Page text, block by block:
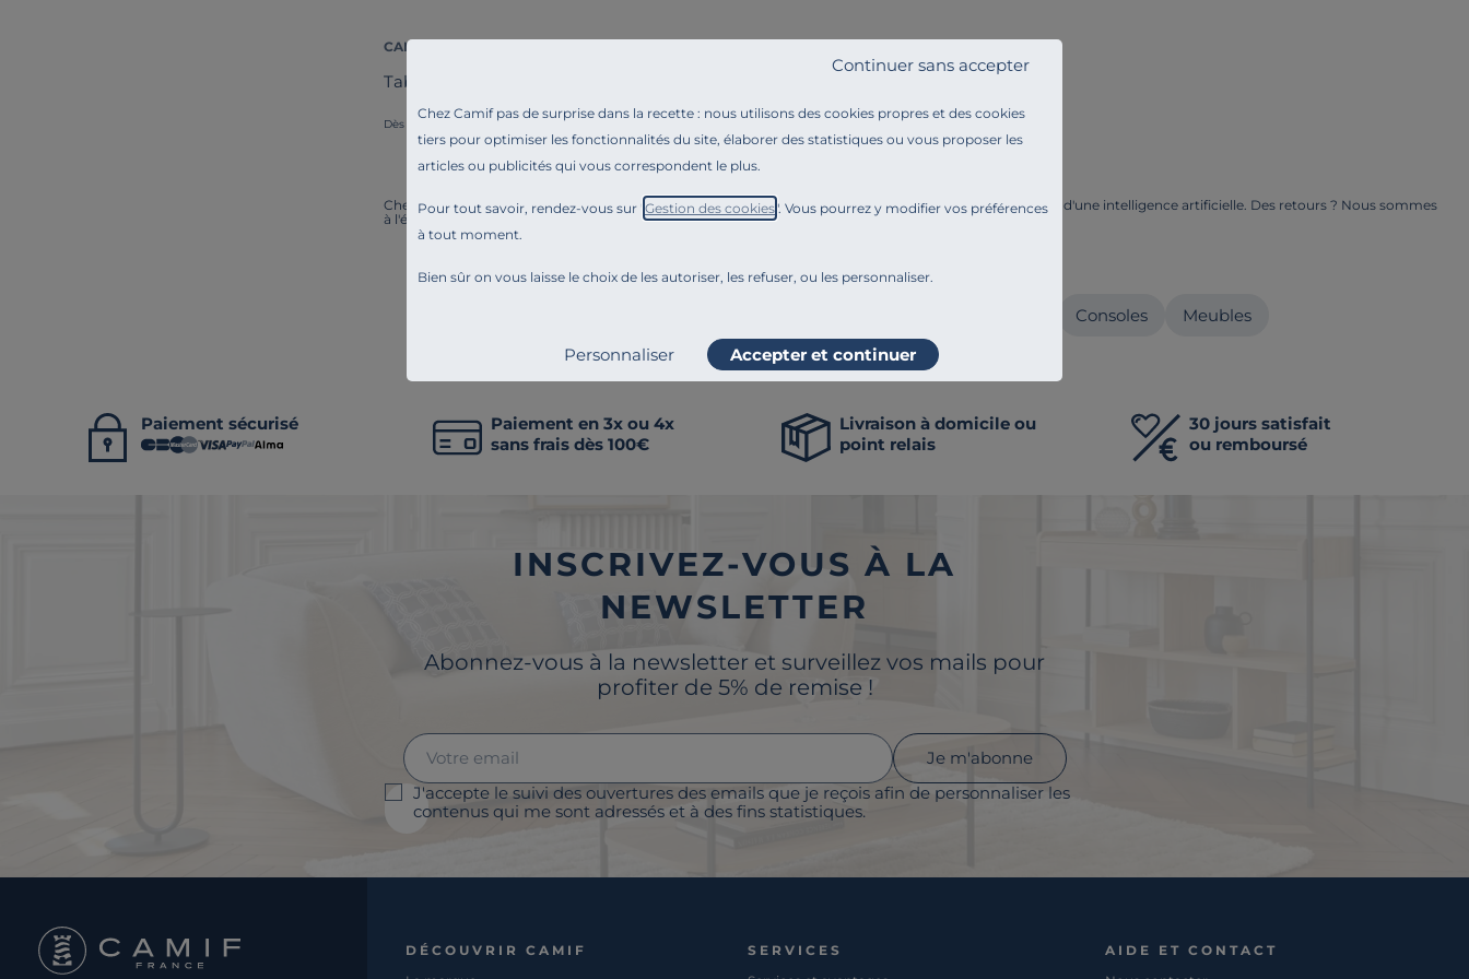
Chez Camif pas de surprise dans la recette : nous utilisons des cookies propres et des cookies
tiers pour optimiser les fonctionnalités du site, élaborer des statistiques ou vous proposer les
articles ou publicités qui vous correspondent le plus.
Pour tout savoir, rendez-vous sur " Gestion des cookies". Vous pourrez y modifier vos préférences
à tout moment.
Bien sûr on vous laisse le choix de les autoriser, les refuser, ou les personnaliser.
Continuer sans accepter
Personnaliser Accepter et continuer
CAMIF SIGNATURE
Table ronde à volets Ø 115 Léonnie, chêne
Dès 1 099,00 €
Chez Camif, on innove en permanence. Notre équipe éditoriale a par exemple généré cette page à l'aide d'une intelligence artificielle. Des retours ? Nous sommes
à l'écoute. Tout comme la transparence, l'amélioration continue fait partie de nos engagements.
Craquez aussi pour
Consoles Meubles
Paiement sécurisé
Paiement en 3x ou 4x
sans frais dès 100€
Livraison à domicile ou
point relais
30 jours satisfait
ou remboursé
INSCRIVEZ-VOUS À LA
NEWSLETTER
Abonnez-vous à la newsletter et surveillez vos mails pour
profiter de 5% de remise !
J'accepte le suivi des ouvertures des emails que je reçois afin de personnaliser les
contenus qui me sont adressés et à des fins statistiques.
Je m'abonne
DÉCOUVRIR CAMIF
SERVICES
AIDE ET CONTACT